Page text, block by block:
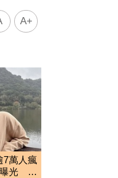
A+
7萬人瘋
曝光 網